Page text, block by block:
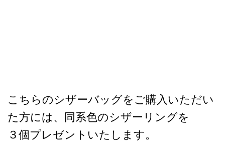
こちらのシザーバッグをご購入いただい
た方には、同系色のシザーリングを
３個プレゼントいたします。